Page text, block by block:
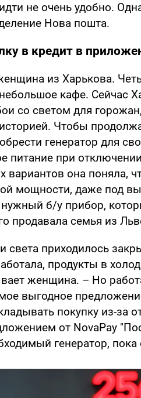
не очень удобно.
Нова пошта.
в кредит в
из Харькова.
кафе. Сейчас
со светом для
Чтобы
генератор для
питание при
вариантов она поняла,
мощности, даже под
б/у прибор,
продавала семья из
света приходилось
продукты в
женщина. – Но
выгодное
покупку из-за
от NovaPay
генератор,